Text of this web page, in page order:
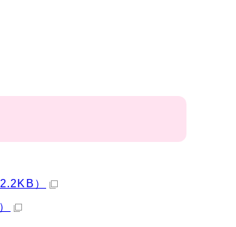
）